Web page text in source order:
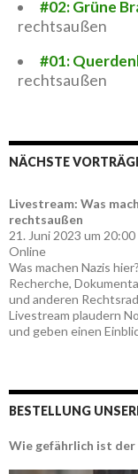
#02: Grüne
rechtsaußen
#01:
rechtsaußen
NÄCHSTE
Livestream: Was
rechtsaußen
21. Juni 2023 um
Online
Was machen Nazis
Recherche,
und anderen
Livestream plaudern
und geben einen
BESTELLUNG
Wie gefährlich ist